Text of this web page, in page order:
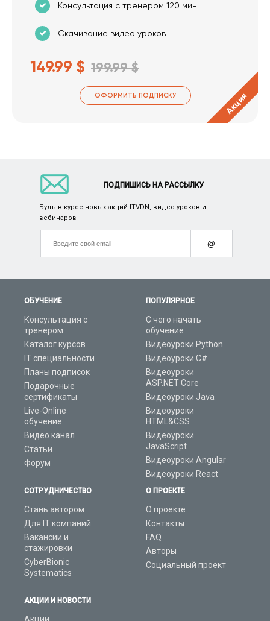
Консультация с тренером 120 мин
Скачивание видео уроков
149.99 $ 199.99 $
ОФОРМИТЬ ПОДПИСКУ Акция
ОБУЧЕНИЕ
Консультация с
тренером
Каталог курсов
IT специальности
Планы подписок
Подарочные
сертификаты
Live-Online
обучение
Видео канал
Статьи
Форум
ПОПУЛЯРНОЕ
С чего начать
обучение
Видеоуроки Python
Видеоуроки C#
Видеоуроки
ASP.NET Core
Видеоуроки Java
Видеоуроки
HTML&CSS
Видеоуроки
JavaScript
Видеоуроки Angular
Видеоуроки React
СОТРУДНИЧЕСТВО
Стань автором
Для IT компаний
Вакансии и
стажировки
CyberBionic
Systematics
АКЦИИ И НОВОСТИ
О ПРОЕКТЕ
О проекте
Контакты
FAQ
Авторы
Социальный проект
ПОДПИШИСЬ НА РАССЫЛКУ
Будь в курсе новых акций ITVDN, видео уроков и
вебинаров
@